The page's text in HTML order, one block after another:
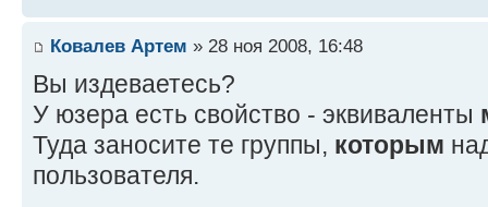
Ковалев Артем » 28 ноя 2008, 16:48
Вы издеваетесь?
У юзера есть свойство - эквиваленты
Туда заносите те группы, которым
пользователя.